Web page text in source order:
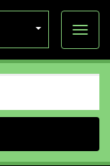
View